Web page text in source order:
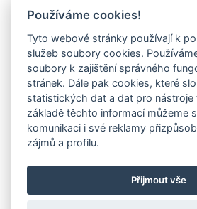
Tým
Legislativa
Kariéra
Kontakty
B2B
© 1991-2026
Žižkova 512, 543 01
Používáme cookies!
Tyto webové stránky používají k
služeb soubory cookies.
soubory k zajištění správného
stránek. Dále pak cookies, které
statistických dat a dat pro nástroje
základě těchto informací můžeme
komunikaci i své reklamy
zájmů a profilu.
Přijmout vše